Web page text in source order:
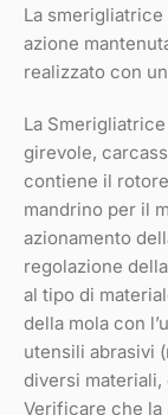
La smerigliatrice
azione
realizzato con
La
girevole,
contiene il
mandrino per il
azionamento
regolazione
al tipo di
della mola con
utensili abrasivi
diversi materiali,
Verificare che la